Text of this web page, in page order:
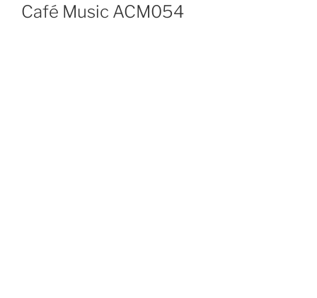
Café Music ACM054